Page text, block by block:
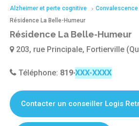
Alzheimer et perte cognitive
Résidence La Belle-Humeur
Résidence La Belle-Humeur
203, rue Principale, Fortierville
Téléphone: 819-287-0252
Contacter un conseiller Logis